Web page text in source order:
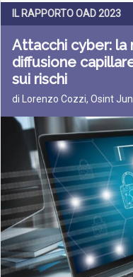
IL RAPPORTO OAD 2023
Attacchi cyber: la
diffusione
sui rischi
di Lorenzo Cozzi, Osint